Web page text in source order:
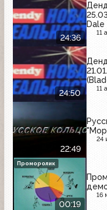
24:36
11
24:50
11
22:49
24
00:19
16
Проморолик